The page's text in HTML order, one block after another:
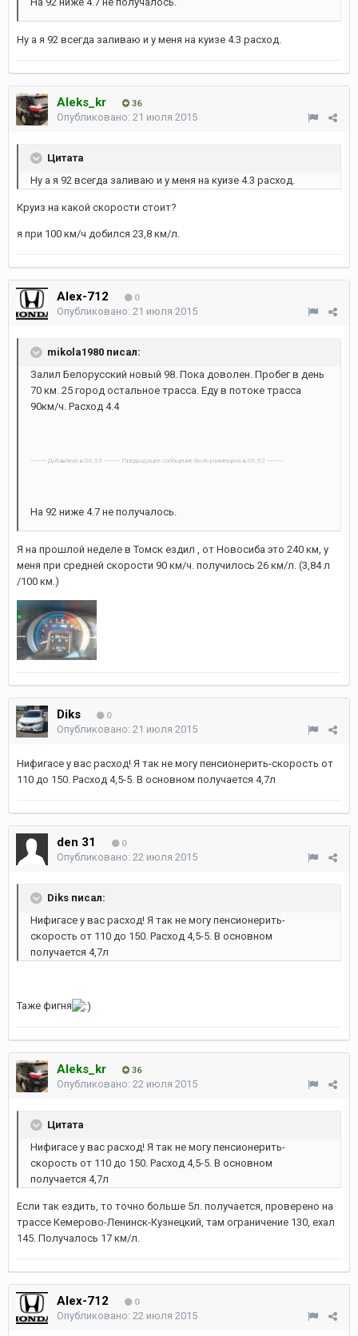
Ну а я 92 всегда заливаю и у меня на куизе 4.3 расход.
Aleks_kr 36
Опубликовано: 21 июля 2015
Цитата
Ну а я 92 всегда заливаю и у меня на куизе 4.3 расход.
Круиз на какой скорости стоит?
я при 100 км/ч добился 23,8 км/л.
Alex-712 0
Опубликовано: 21 июля 2015
mikola1980 писал:
Залил Белорусский новый 98. Пока доволен. Пробег в день
70 км. 25 город остальное трасса. Еду в потоке трасса
90км/ч. Расход 4.4
---------- Добавлено в 06:53 ---------- Предыдущее сообщение было размещено в 06:52 ----------
На 92 ниже 4.7 не получалось.
Я на прошлой неделе в Томск ездил , от Новосиба это 240 км, у
меня при средней скорости 90 км/ч. получилось 26 км/л. (3,84 л
/100 км.)
Diks 0
Опубликовано: 21 июля 2015
Нифигасе у вас расход! Я так не могу пенсионерить-скорость от
110 до 150. Расход 4,5-5. В основном получается 4,7л
den 31 0
Опубликовано: 22 июля 2015
Diks писал:
Нифигасе у вас расход! Я так не могу пенсионерить-
скорость от 110 до 150. Расход 4,5-5. В основном
получается 4,7л
Таже фигня
Aleks_kr 36
Опубликовано: 22 июля 2015
Цитата
Нифигасе у вас расход! Я так не могу пенсионерить-
скорость от 110 до 150. Расход 4,5-5. В основном
получается 4,7л
Если так ездить, то точно больше 5л. получается, проверено на
трассе Кемерово-Ленинск-Кузнецкий, там ограничение 130, ехал
145. Получалось 17 км/л.
Alex-712 0
Опубликовано: 22 июля 2015